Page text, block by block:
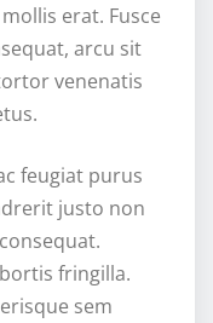
erat. Fusce
arcu sit
venenatis
feugiat purus
justo non
fringilla.
sem